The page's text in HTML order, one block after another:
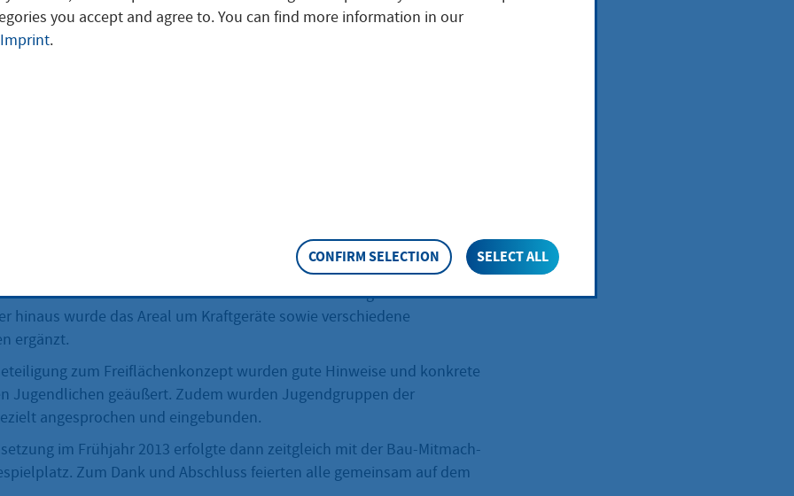
Jugendliche
am Finanzamt war ob
Gestaltung von
war
alles war in einem recht
in zwei Bauabschnitten erweitert und ein wettergeschützter Raum
hinaus wurde das Areal um Kraftgeräte sowie verschiedene
ergänzt.
zum Freiflächenkonzept wurden gute Hinweise und konkrete
Jugendlichen geäußert. Zudem wurden Jugendgruppen der
angesprochen und eingebunden.
im Frühjahr 2013 erfolgte dann zeitgleich mit der Bau-Mitmach-
Zum Dank und Abschluss feierten alle gemeinsam auf dem
you accept and agree to. You can find more information in our
Imprint.
CONFIRM SELECTION SELECT ALL